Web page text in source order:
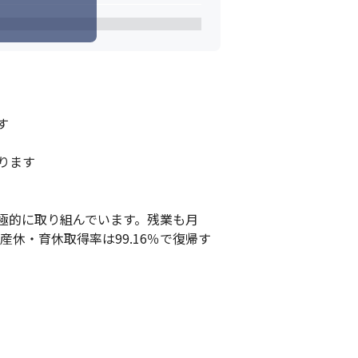
ます
に取り組んでいます。残業も月
休・育休取得率は99.16％で復帰す